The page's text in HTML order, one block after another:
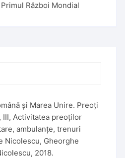
Primul Război Mondial
și Marea Unire. Preoți
III, Activitatea preoților
ambulanțe, trenuri
Nicolescu, Gheorghe
2018.